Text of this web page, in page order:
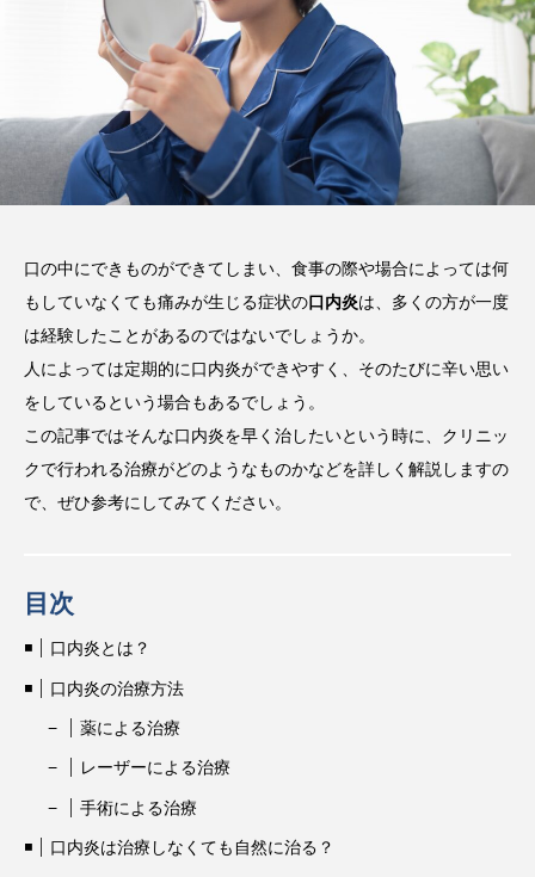
口唇ヘルペスと口内炎の違い
は？見分け方や診療科、治療
方法などを解説
2025.08.13
注目のトピック
コラム
口の中にできものができてしまい、食事の際や場合によっては何
もしていなくても痛みが生じる症状の 口内炎は、多くの方が一度
は経験したことがあるのではないでしょうか。
人によっては定期的に口内炎ができやすく、そのたびに辛い思い
をしているという場合もあるでしょう。
この記事ではそんな口内炎を早く治したいという時に、クリニッ
クで行われる治療がどのようなものかなどを詳しく解説しますの
で、ぜひ参考にしてみてください。
目次
口内炎とは？
口内炎の治療方法
薬による治療
レーザーによる治療
手術による治療
口内炎は治療しなくても自然に治る？